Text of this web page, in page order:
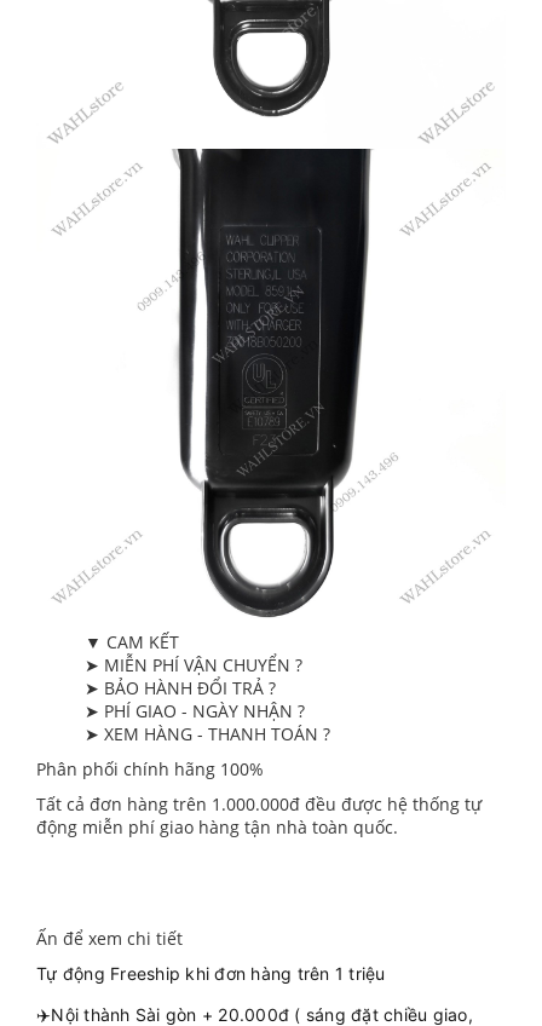
▼ CAM KẾT
➤ MIỄN PHÍ VẬN CHUYỂN ?
➤ BẢO HÀNH ĐỔI TRẢ ?
➤ PHÍ GIAO - NGÀY NHẬN ?
➤ XEM HÀNG - THANH TOÁN ?
Phân phối chính hãng 100%
Tất cả đơn hàng trên 1.000.000đ đều được hệ thống tự
động miễn phí giao hàng tận nhà toàn quốc.
Ấn để xem chi tiết
Tự động Freeship khi đơn hàng trên 1 triệu
✈️Nội thành Sài gòn + 20.000đ ( sáng đặt chiều giao,